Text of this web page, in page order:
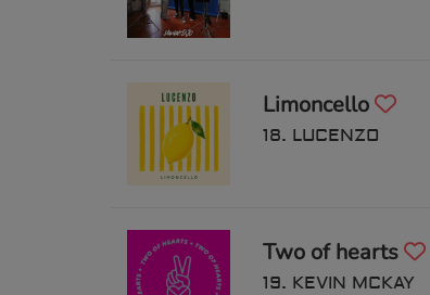
Limoncello
18. LUCENZO
Two of hearts
19. KEVIN MCKAY